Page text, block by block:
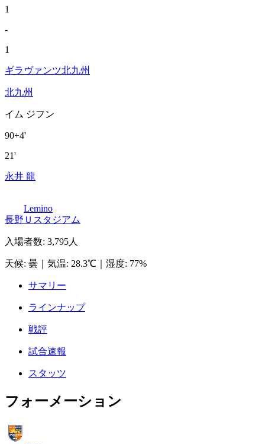
1
-
1
ギラヴァンツ北九州
北九州
イム ジフン
90+4'
21'
永井 龍
Lemino
長野Ｕスタジアム
入場者数: 3,795人
天候: 曇 気温: 28.3℃ 湿度: 77%
サマリー
ラインナップ
戦評
試合速報
スタッツ
フォーメーション